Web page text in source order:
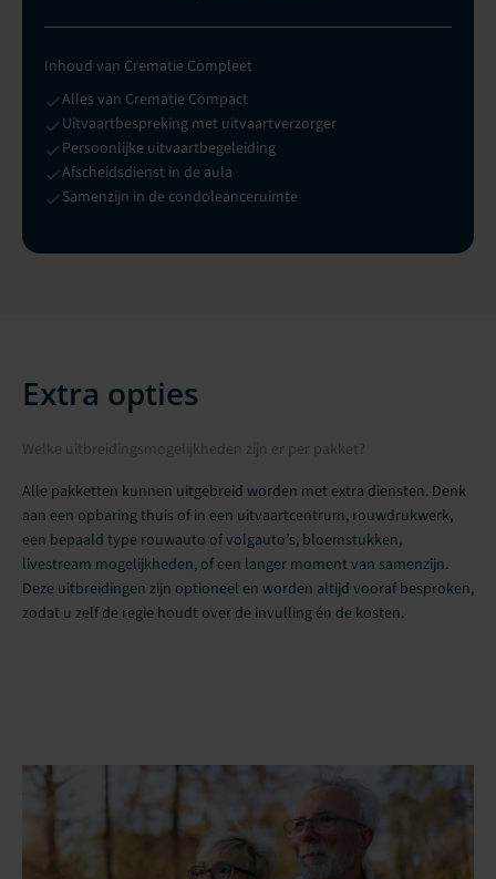
Inhoud van Crematie Compleet
Alles van Crematie Compact
Uitvaartbespreking met uitvaartverzorger
Persoonlijke uitvaartbegeleiding
Afscheidsdienst in de aula
Samenzijn in de condoleanceruimte
Extra opties
Welke uitbreidingsmogelijkheden zijn er per pakket?
Alle pakketten kunnen uitgebreid worden met extra diensten. Denk
aan een opbaring thuis of in een uitvaartcentrum, rouwdrukwerk,
een bepaald type rouwauto of volgauto’s, bloemstukken,
livestream mogelijkheden, of een langer moment van samenzijn.
Deze uitbreidingen zijn optioneel en worden altijd vooraf besproken,
zodat u zelf de regie houdt over de invulling én de kosten.